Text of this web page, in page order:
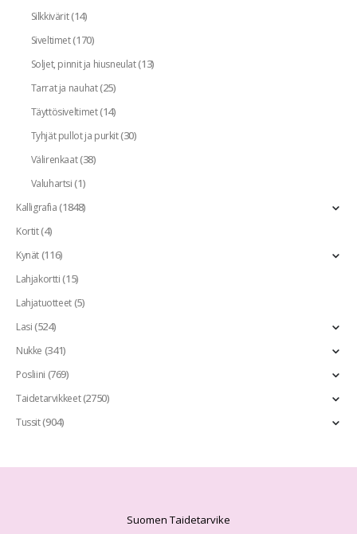
Silkkivärit(14)
Siveltimet(170)
Soljet, pinnit ja hiusneulat(13)
Tarrat ja nauhat(25)
Täyttösiveltimet(14)
Tyhjät pullot ja purkit(30)
Välirenkaat(38)
Valuhartsi(1)
Kalligrafia(1848)
Kortit(4)
Kynät(116)
Lahjakortti(15)
Lahjatuotteet(5)
Lasi(524)
Nukke (341)
Posliini (769)
Taidetarvikkeet(2750)
Tussit(904)
Suomen Taidetarvike